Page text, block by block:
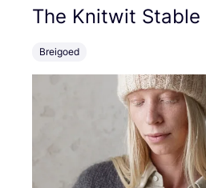
The Knitwit Stable
Breigoed